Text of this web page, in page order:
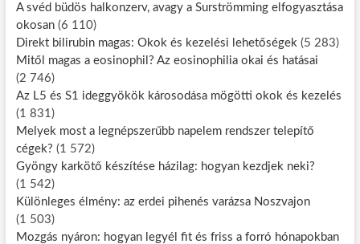
A svéd büdös halkonzerv, avagy a Surströmming elfogyasztása
okosan (6 110)
Direkt bilirubin magas: Okok és kezelési lehetőségek (5 283)
Mitől magas a eosinophil? Az eosinophilia okai és hatásai
(2 746)
Az L5 és S1 ideggyökök károsodása mögötti okok és kezelés
(1 831)
Melyek most a legnépszerűbb napelem rendszer telepítő
cégek? (1 572)
Gyöngy karkötő készítése házilag: hogyan kezdjek neki?
(1 542)
Különleges élmény: az erdei pihenés varázsa Noszvajon
(1 503)
Mozgás nyáron: hogyan legyél fit és friss a forró hónapokban